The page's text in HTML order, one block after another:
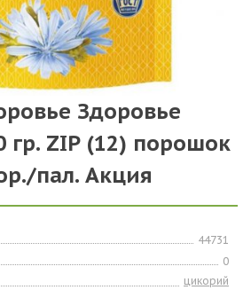
Здоровье
гр. ZIP (12) порошок
пал. Акция
44731
0
цикорий